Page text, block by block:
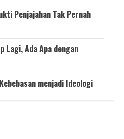
Penjajahan Tak Pernah
Lagi, Ada Apa dengan
menjadi Ideologi